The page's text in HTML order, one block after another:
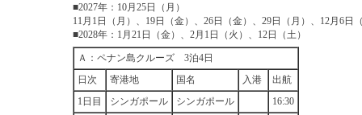
■2027年：10月25日（月）
11月1日（月）、19日（金）、26日（金）、29日（月）、12月6日
■2028年：1月21日（金）、2月1日（火）、12日（土）
Ａ：ペナン島クルーズ 3泊4日
日次
寄港地 国名 入港
出航
1日目
シンガポール シンガポール
16:30